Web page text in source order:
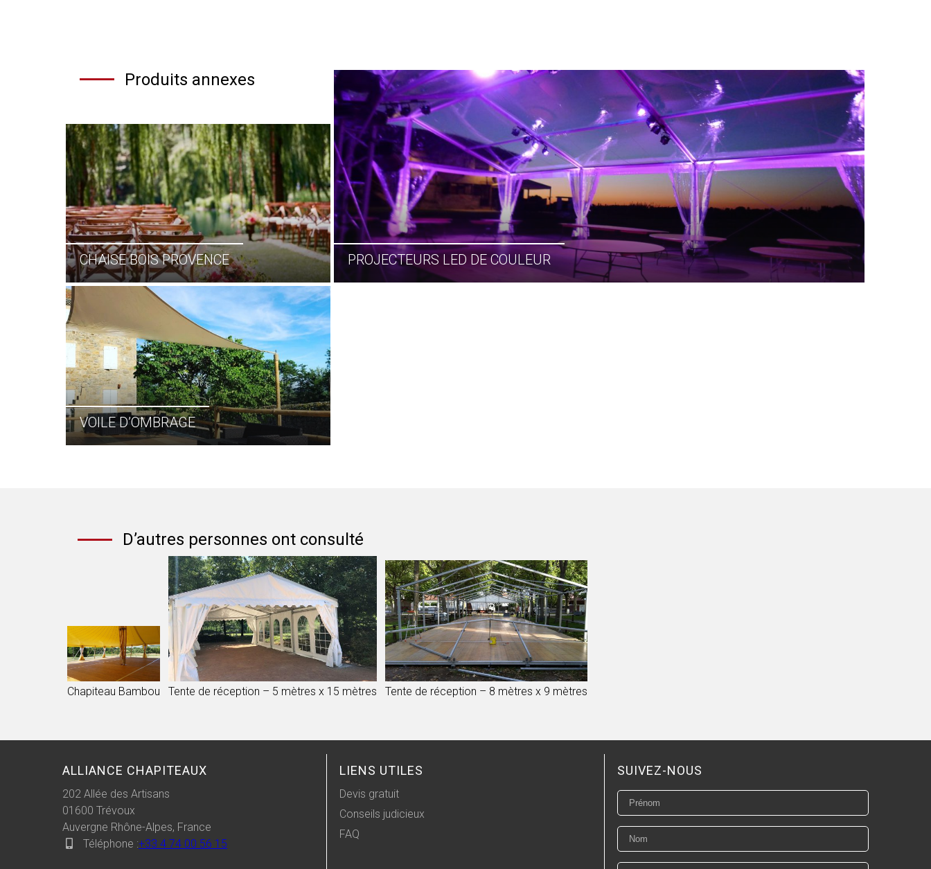
Produits annexes
CHAISE BOIS PROVENCE PROJECTEURS LED DE COULEUR
VOILE D’OMBRAGE
D’autres personnes ont consulté
Chapiteau Bambou Tente de réception – 5 mètres x 15 mètres Tente de réception – 8 mètres x 9 mètres
ALLIANCE CHAPITEAUX
202 Allée des Artisans
01600 Trévoux
Auvergne Rhône-Alpes, France
Téléphone :+33 4 74 00 56 15
LIENS UTILES
Devis gratuit
Conseils judicieux
FAQ
SUIVEZ-NOUS